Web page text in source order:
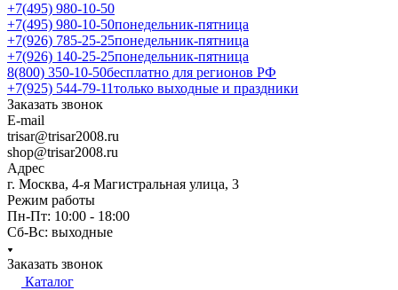
+7(495) 980-10-50
+7(495) 980-10-50понедельник-пятница
+7(926) 785-25-25понедельник-пятница
+7(926) 140-25-25понедельник-пятница
8(800) 350-10-50бесплатно для регионов РФ
+7(925) 544-79-11только выходные и праздники
Заказать звонок
E-mail
trisar@trisar2008.ru
shop@trisar2008.ru
Адрес
г. Москва, 4-я Магистральная улица, 3
Режим работы
Пн-Пт: 10:00 - 18:00
Сб-Вс: выходные
Заказать звонок
Каталог